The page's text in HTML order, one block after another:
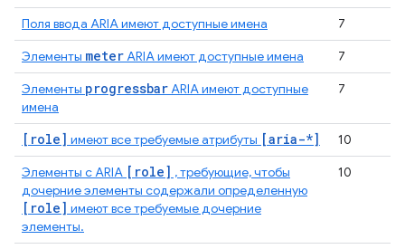
Поля ввода ARIA имеют доступные имена
7
Элементы meterARIA имеют доступные имена
7
Элементы progressbarARIA имеют доступные
имена
7
[role] имеют все требуемые атрибуты [aria-*]
10
Элементы с ARIA [role] , требующие, чтобы
дочерние элементы содержали определенную
[role] имеют все требуемые дочерние
элементы.
10